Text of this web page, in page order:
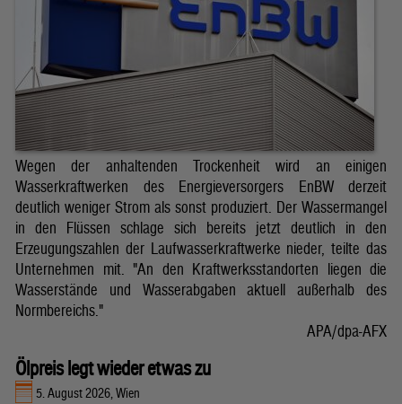
Wegen der anhaltenden Trockenheit wird an einigen
Wasserkraftwerken des Energieversorgers EnBW derzeit
deutlich weniger Strom als sonst produziert. Der Wassermangel
in den Flüssen schlage sich bereits jetzt deutlich in den
Erzeugungszahlen der Laufwasserkraftwerke nieder, teilte das
Unternehmen mit. "An den Kraftwerksstandorten liegen die
Wasserstände und Wasserabgaben aktuell außerhalb des
Normbereichs."
APA/dpa-AFX
Ölpreis legt wieder etwas zu
5. August 2026, Wien